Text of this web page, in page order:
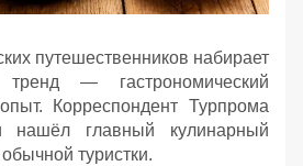
путешественников набирает
— гастрономический
Корреспондент Турпрома
нашёл главный кулинарный
туристки.